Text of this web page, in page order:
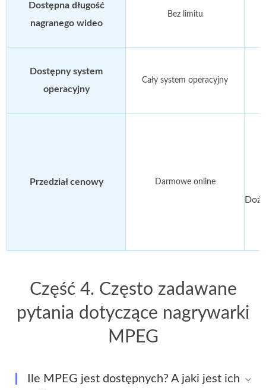
Dostępna długość
nagranego wideo
Bez limitu
Dostępny system
operacyjny
Cały system operacyjny
Przedział cenowy Darmowe online
Część 4. Często zadawane
pytania dotyczące nagrywarki
MPEG
Ile MPEG jest dostępnych? A jaki jest ich